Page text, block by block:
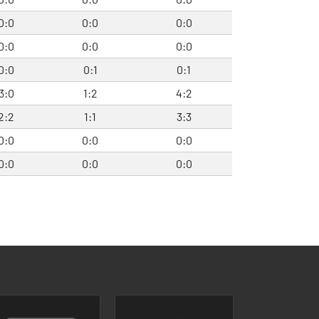
0:0
0:0
0:0
0:0
0:1
0:1
3:0 1:2
4:2
1:1
3:3
0:0
0:0
0:0 0:0